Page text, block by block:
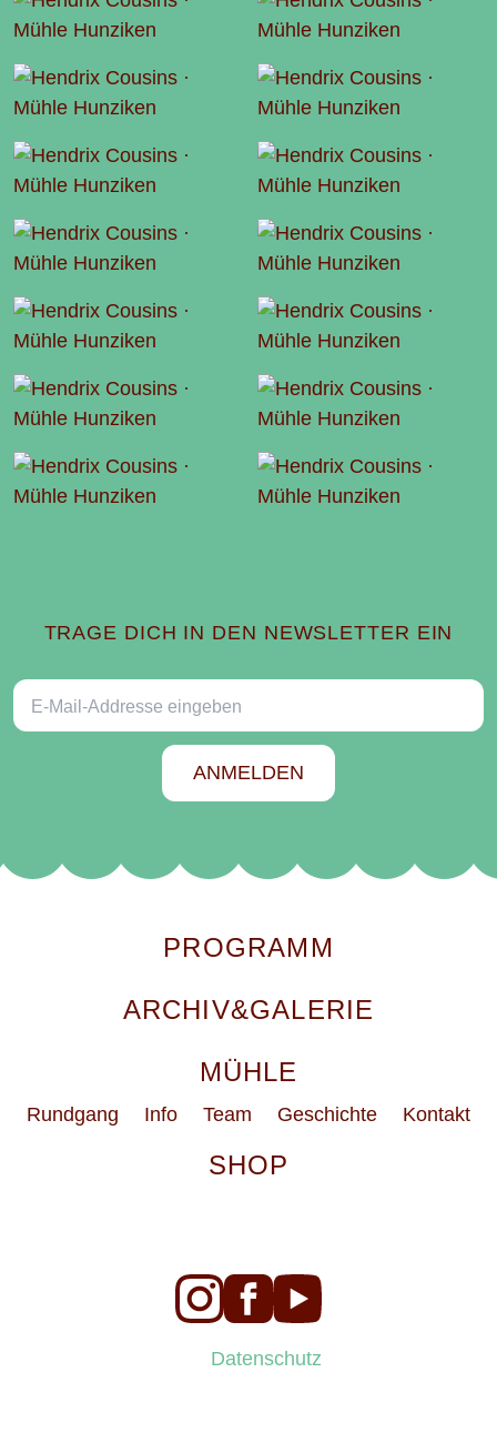
TRAGE DICH IN DEN NEWSLETTER EIN
E-Mail-Addresse
ANMELDEN
PROGRAMM
ARCHIV&GALERIE
MÜHLE
Rundgang Info Team Geschichte Kontakt
SHOP
Datenschutz